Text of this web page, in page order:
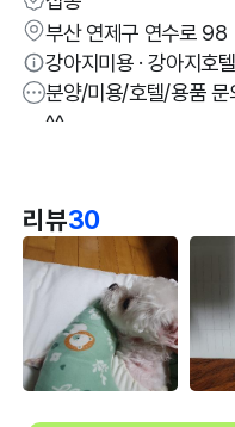
부산 연제구 연수로 98
강아지미용 · 강아지호
분양/미용/호텔/용품
^^
리뷰30